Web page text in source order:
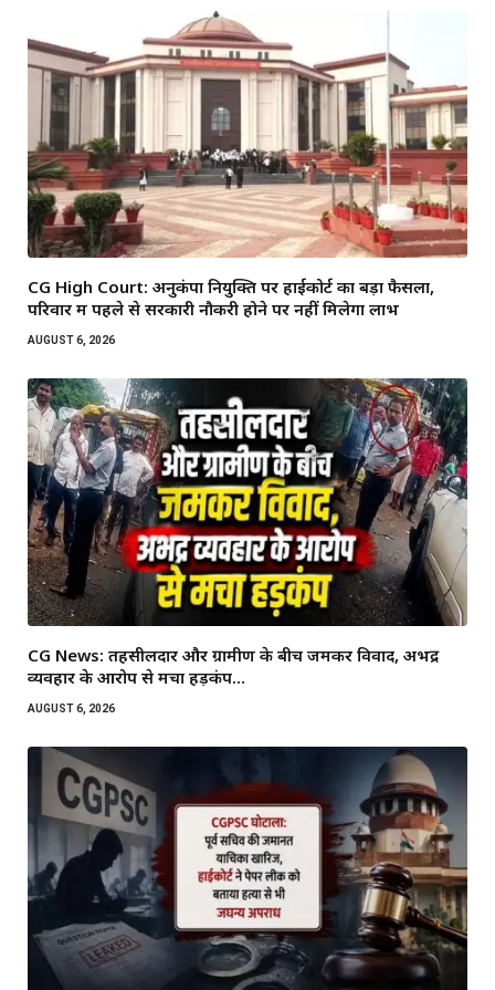
CG High Court: अनुकंपा नियुक्ति पर हाईकोर्ट का बड़ा फैसला,
परिवार में पहले से सरकारी नौकरी होने पर नहीं मिलेगा लाभ
AUGUST 6, 2026
CG News: तहसीलदार और ग्रामीण के बीच जमकर विवाद, अभद्र
व्यवहार के आरोप से मचा हड़कंप…
AUGUST 6, 2026